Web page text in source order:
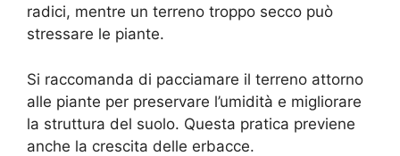
radici, mentre un terreno troppo secco può
stressare le piante.
Si raccomanda di pacciamare il terreno attorno
alle piante per preservare l’umidità e migliorare
la struttura del suolo. Questa pratica previene
anche la crescita delle erbacce.